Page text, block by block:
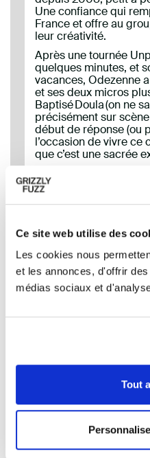
Ce site web utilise des
Les cookies nous
et les annonces, d'offrir
médias sociaux et
Tout
Une confiance qui
France et offre au
leur créativité.
Après une tournée
quelques minutes, et
vacances, Odezenne
et ses deux micros
Baptisé Doula (on ne
précisément sur
début de réponse (ou
l’occasion de vivre
que c’est une sacrée
//
EFFET RASSEMBLEUR
Réunis pour briser
personne seule.
0,50$ par billet
qui oeuvrent pour
SITE OFFICIEL
VIDÉO OFFICIELLE
APPLE MUSIC